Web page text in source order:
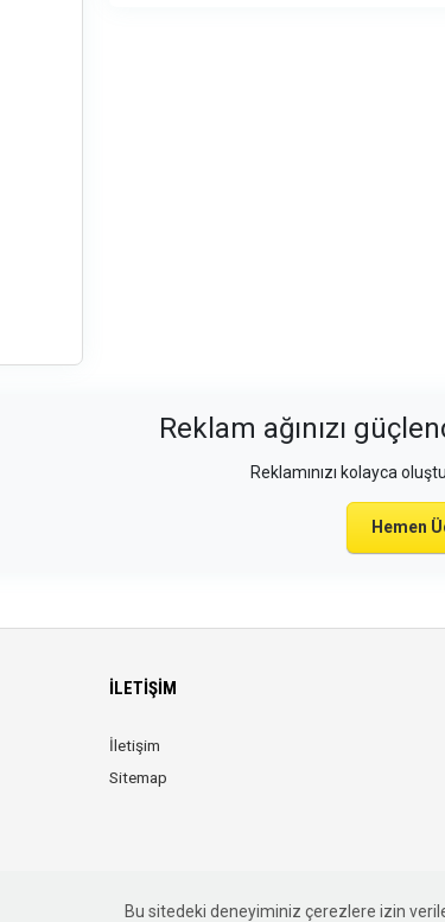
Reklam ağınızı
Reklamınızı kolayca
Hemen
İLETIŞIM
İletişim
Sitemap
Bu sitedeki deneyiminiz çerezlere izin